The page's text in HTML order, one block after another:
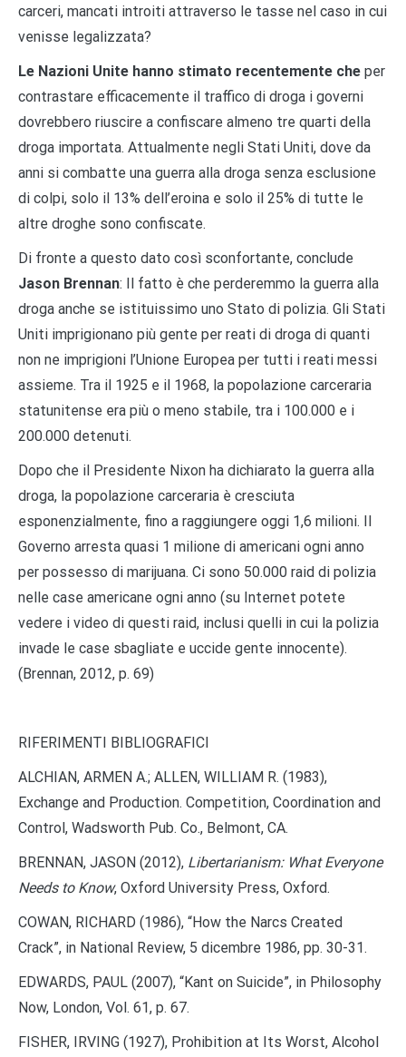
carceri, mancati introiti attraverso le tasse nel caso in cui
venisse legalizzata?
Le Nazioni Unite hanno stimato recentemente che per
contrastare efficacemente il traffico di droga i governi
dovrebbero riuscire a confiscare almeno tre quarti della
droga importata. Attualmente negli Stati Uniti, dove da
anni si combatte una guerra alla droga senza esclusione
di colpi, solo il 13% dell’eroina e solo il 25% di tutte le
altre droghe sono confiscate.
Di fronte a questo dato così sconfortante, conclude
Jason Brennan: Il fatto è che perderemmo la guerra alla
droga anche se istituissimo uno Stato di polizia. Gli Stati
Uniti imprigionano più gente per reati di droga di quanti
non ne imprigioni l’Unione Europea per tutti i reati messi
assieme. Tra il 1925 e il 1968, la popolazione carceraria
statunitense era più o meno stabile, tra i 100.000 e i
200.000 detenuti.
Dopo che il Presidente Nixon ha dichiarato la guerra alla
droga, la popolazione carceraria è cresciuta
esponenzialmente, fino a raggiungere oggi 1,6 milioni. Il
Governo arresta quasi 1 milione di americani ogni anno
per possesso di marijuana. Ci sono 50.000 raid di polizia
nelle case americane ogni anno (su Internet potete
vedere i video di questi raid, inclusi quelli in cui la polizia
invade le case sbagliate e uccide gente innocente).
(Brennan, 2012, p. 69)
RIFERIMENTI BIBLIOGRAFICI
ALCHIAN, ARMEN A.; ALLEN, WILLIAM R. (1983),
Exchange and Production. Competition, Coordination and
Control, Wadsworth Pub. Co., Belmont, CA.
BRENNAN, JASON (2012), Libertarianism: What Everyone
Needs to Know, Oxford University Press, Oxford.
COWAN, RICHARD (1986), “How the Narcs Created
Crack”, in National Review, 5 dicembre 1986, pp. 30-31.
EDWARDS, PAUL (2007), “Kant on Suicide”, in Philosophy
Now, London, Vol. 61, p. 67.
FISHER, IRVING (1927), Prohibition at Its Worst, Alcohol